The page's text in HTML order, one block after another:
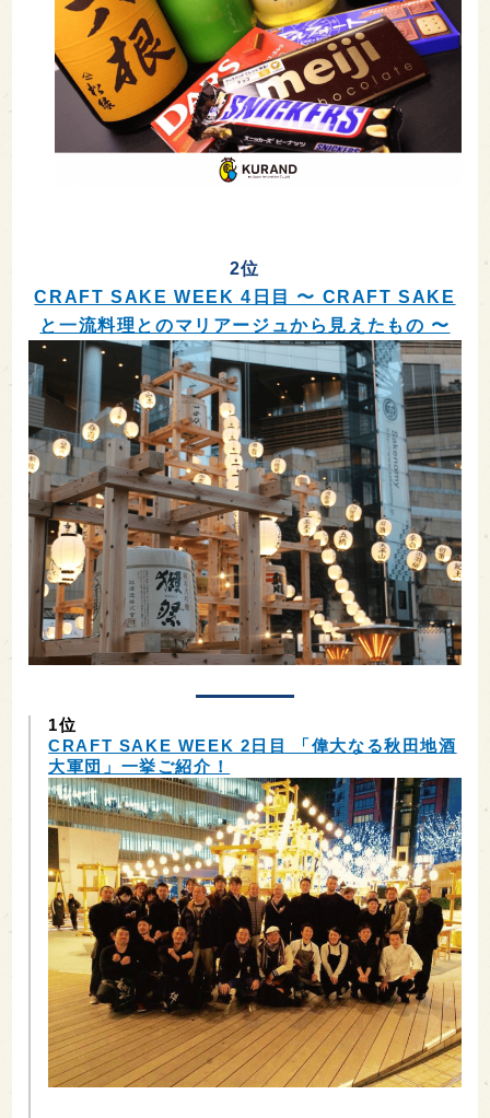
2位
CRAFT SAKE WEEK 4日目 〜 CRAFT SAKE
と一流料理とのマリアージュから見えたもの 〜
1位
CRAFT SAKE WEEK 2日目 「偉大なる秋田地酒
大軍団」一挙ご紹介！